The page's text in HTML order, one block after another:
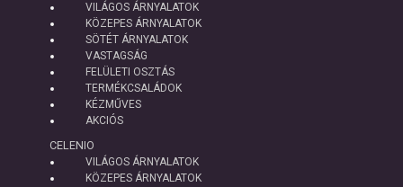
VILÁGOS ÁRNYALATOK
KÖZEPES ÁRNYALATOK
SÖTÉT ÁRNYALATOK
VASTAGSÁG
FELÜLETI OSZTÁS
TERMÉKCSALÁDOK
KÉZMŰVES
AKCIÓS
CELENIO
VILÁGOS ÁRNYALATOK
KÖZEPES ÁRNYALATOK